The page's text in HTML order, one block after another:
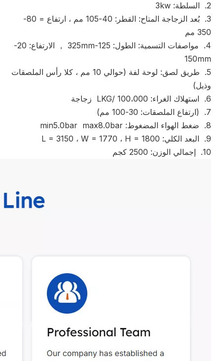
2. السلطة: 3kw
3. بُعد الزجاجة المتاح: القطر: 40-105 مم ، ارتفاع = 80-
350 مم
4. مواصفات التسمية: الطول: 125-325mm ， الارتفاع: 20-
150mm
5. طريق لصق: لوحة لفة (حوالي 10 مم ، كلا رأس الملصقات
وذيل)
6. استهلاك الغراء: LKG/ 100،000 زجاجة
7. (ارتفاع الملصقات: 30-100 مم)
8. ضغط الهواء المضغوط: min5.0bar max8.0bar
9. البعد الكلي: L = 3150 ، W = 1770 ، H = 1800
10. إجمالي الوزن: 2500 كجم